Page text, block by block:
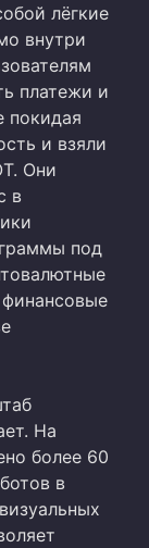
лёгкие
внутри
платежи и
покидая
и взяли
Они
в
под
На
более 60
в